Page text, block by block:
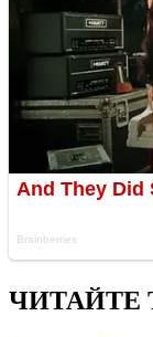
ЧИТАЙТЕ